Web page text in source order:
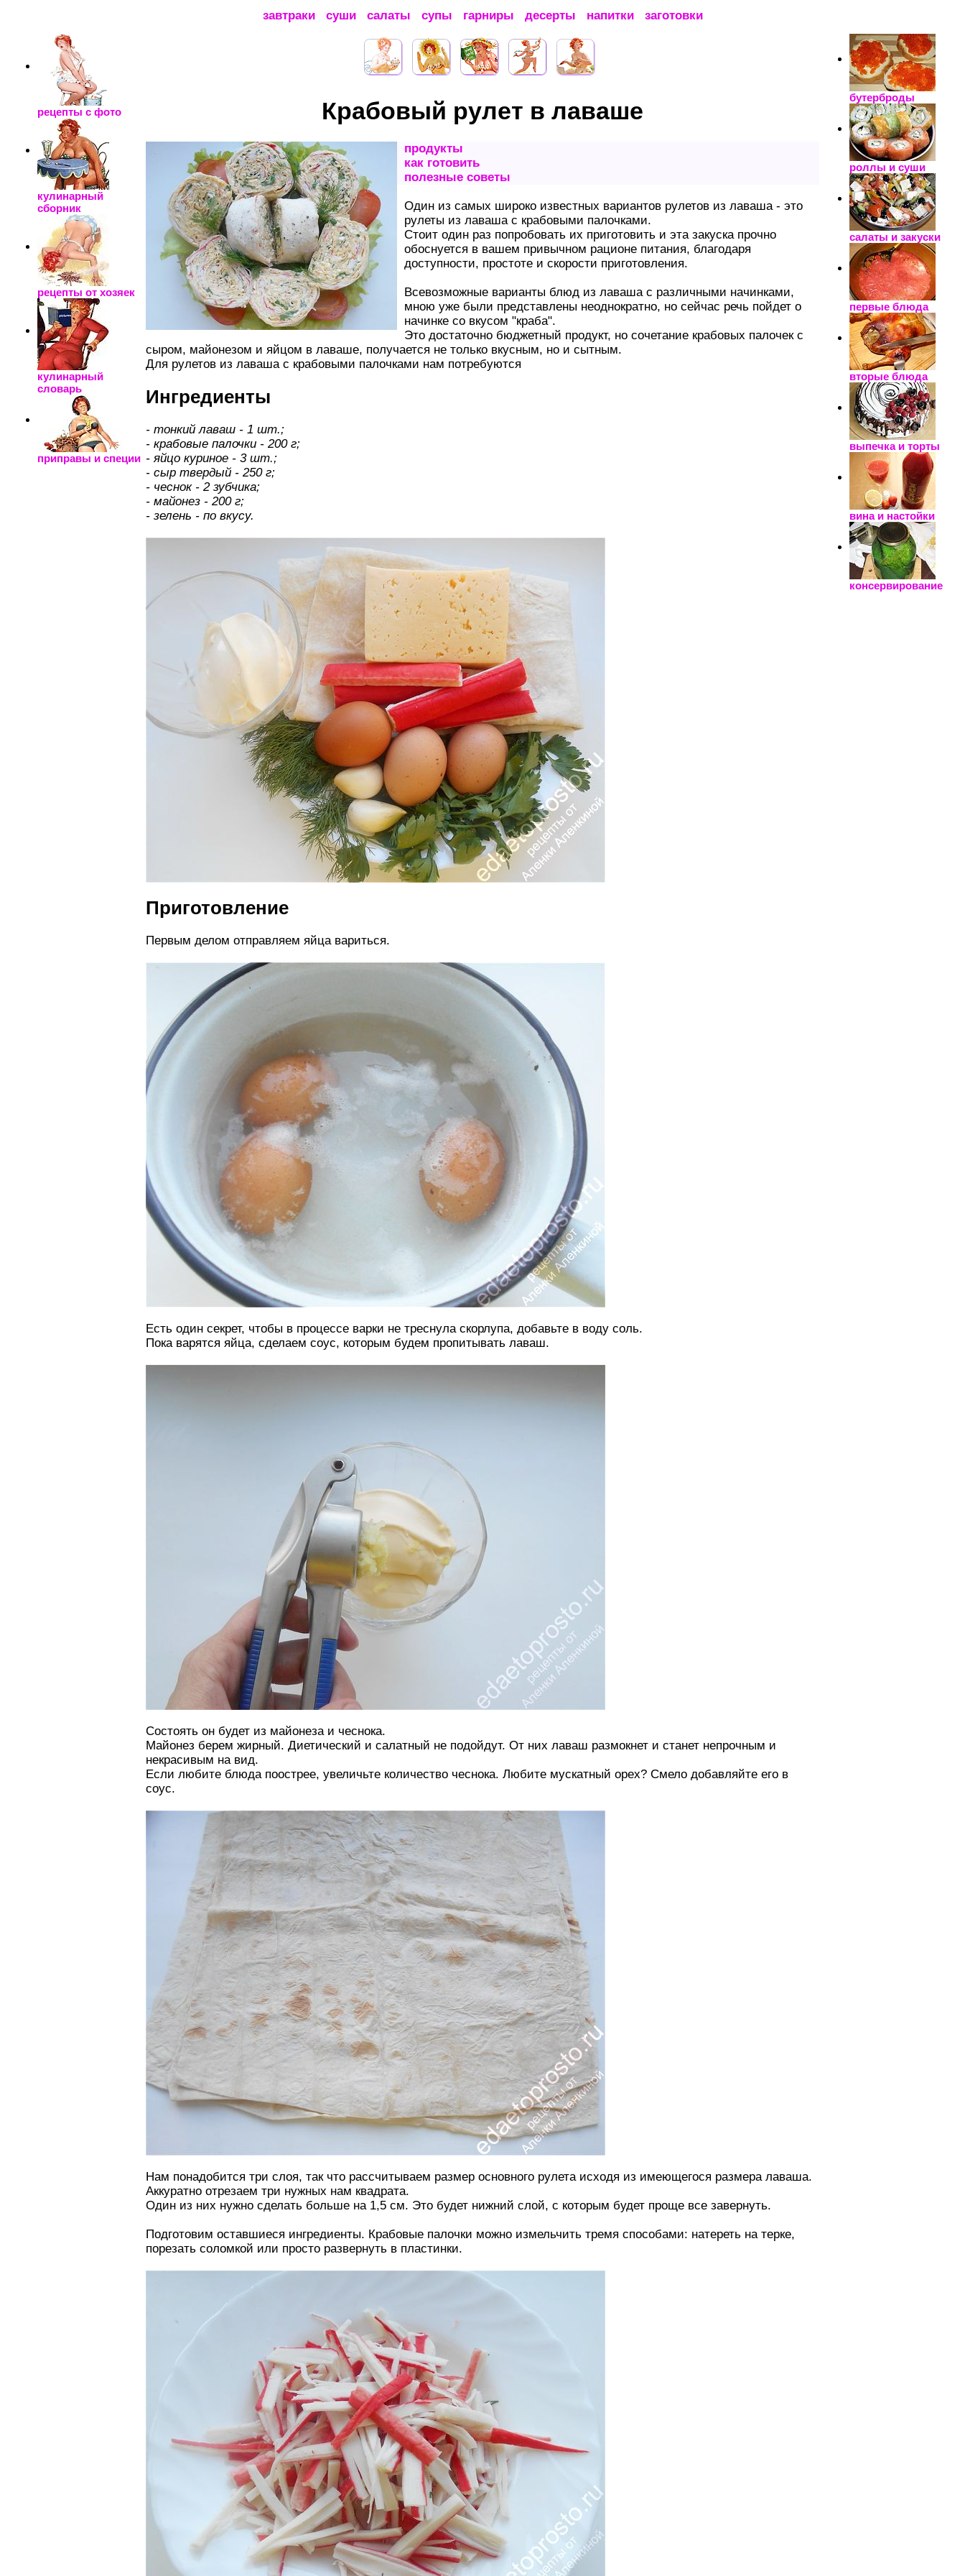
рецепты с фото
кулинарный
сборник
рецепты от хозяек
кулинарный
словарь
приправы и специи
завтраки суши салаты супы гарниры десерты напитки заготовки
Крабовый рулет в лаваше
продукты
как готовить
полезные советы
Один из самых широко известных вариантов рулетов из лаваша - это
рулеты из лаваша с крабовыми палочками.
Стоит один раз попробовать их приготовить и эта закуска прочно
обоснуется в вашем привычном рационе питания, благодаря
доступности, простоте и скорости приготовления.
Всевозможные варианты блюд из лаваша с различными начинками,
мною уже были представлены неоднократно, но сейчас речь пойдет о
начинке со вкусом "краба".
Это достаточно бюджетный продукт, но сочетание крабовых палочек с
сыром, майонезом и яйцом в лаваше, получается не только вкусным, но и сытным.
Для рулетов из лаваша с крабовыми палочками нам потребуются
Ингредиенты
- тонкий лаваш - 1 шт.;
- крабовые палочки - 200 г;
- яйцо куриное - 3 шт.;
- сыр твердый - 250 г;
- чеснок - 2 зубчика;
- майонез - 200 г;
- зелень - по вкусу.
Приготовление
Первым делом отправляем яйца вариться.
Есть один секрет, чтобы в процессе варки не треснула скорлупа, добавьте в воду соль.
Пока варятся яйца, сделаем соус, которым будем пропитывать лаваш.
Состоять он будет из майонеза и чеснока.
Майонез берем жирный. Диетический и салатный не подойдут. От них лаваш размокнет и станет непрочным и
некрасивым на вид.
Если любите блюда поострее, увеличьте количество чеснока. Любите мускатный орех? Смело добавляйте его в
соус.
Нам понадобится три слоя, так что рассчитываем размер основного рулета исходя из имеющегося размера лаваша.
Аккуратно отрезаем три нужных нам квадрата.
Один из них нужно сделать больше на 1,5 см. Это будет нижний слой, с которым будет проще все завернуть.
Подготовим оставшиеся ингредиенты. Крабовые палочки можно измельчить тремя способами: натереть на терке,
порезать соломкой или просто развернуть в пластинки.
бутерброды
роллы и суши
салаты и закуски
первые блюда
вторые блюда
выпечка и торты
вина и настойки
консервирование